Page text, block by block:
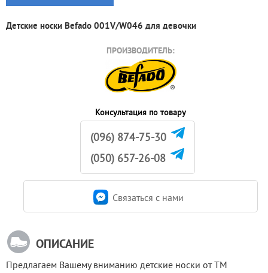
Детские носки Befado 001V/W046 для девочки
ПРОИЗВОДИТЕЛЬ:
Консультация по товару
(096) 874-75-30
(050) 657-26-08
Связаться c нами
ОПИСАНИЕ